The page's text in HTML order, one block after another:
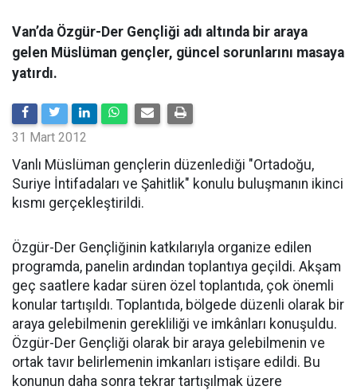
Van’da Özgür-Der Gençliği adı altında bir araya
gelen Müslüman gençler, güncel sorunlarını masaya
yatırdı.
31 Mart 2012
Vanlı Müslüman gençlerin düzenlediği "Ortadoğu,
Suriye İntifadaları ve Şahitlik" konulu buluşmanın ikinci
kısmı gerçekleştirildi.
Özgür-Der Gençliğinin katkılarıyla organize edilen
programda, panelin ardından toplantıya geçildi. Akşam
geç saatlere kadar süren özel toplantıda, çok önemli
konular tartışıldı. Toplantıda, bölgede düzenli olarak bir
araya gelebilmenin gerekliliği ve imkânları konuşuldu.
Özgür-Der Gençliği olarak bir araya gelebilmenin ve
ortak tavır belirlemenin imkanları istişare edildi. Bu
konunun daha sonra tekrar tartışılmak üzere